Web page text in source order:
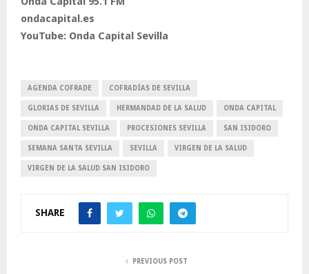
ondacapital.es
YouTube: Onda Capital Sevilla
AGENDA COFRADE COFRADÍAS DE SEVILLA
GLORIAS DE SEVILLA HERMANDAD DE LA SALUD ONDA CAPITAL
ONDA CAPITAL SEVILLA PROCESIONES SEVILLA SAN ISIDORO
SEMANA SANTA SEVILLA SEVILLA VIRGEN DE LA SALUD
VIRGEN DE LA SALUD SAN ISIDORO
SHARE
PREVIOUS POST